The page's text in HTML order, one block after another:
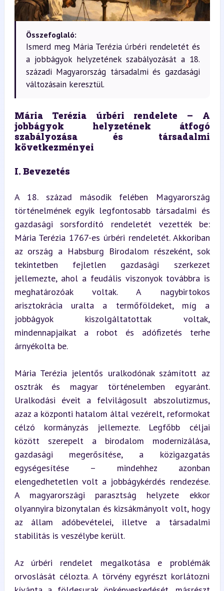
Összefoglaló:
Ismerd meg Mária Terézia úrbéri rendeletét és
a jobbágyok helyzetének szabályozását a 18.
századi Magyarország társadalmi és gazdasági
változásain keresztül.
Mária Terézia úrbéri rendelete – A
jobbágyok helyzetének átfogó
szabályozása és társadalmi
következményei
I. Bevezetés
A 18. század második felében Magyarország
történelmének egyik legfontosabb társadalmi és
gazdasági sorsfordító rendeletét vezették be:
Mária Terézia 1767-es úrbéri rendeletét. Akkoriban
az ország a Habsburg Birodalom részeként, sok
tekintetben fejletlen gazdasági szerkezet
jellemezte, ahol a feudális viszonyok továbbra is
meghatározóak voltak. A nagybirtokos
arisztokrácia uralta a termőföldeket, míg a
jobbágyok kiszolgáltatottak voltak,
mindennapjaikat a robot és adófizetés terhe
árnyékolta be.
Mária Terézia jelentős uralkodónak számított az
osztrák és magyar történelemben egyaránt.
Uralkodási éveit a felvilágosult abszolutizmus,
azaz a központi hatalom által vezérelt, reformokat
célzó kormányzás jellemezte. Legfőbb céljai
között szerepelt a birodalom modernizálása,
gazdasági megerősítése, a közigazgatás
egységesítése – mindehhez azonban
elengedhetetlen volt a jobbágykérdés rendezése.
A magyarországi parasztság helyzete ekkor
olyannyira bizonytalan és kizsákmányolt volt, hogy
az állam adóbevételei, illetve a társadalmi
stabilitás is veszélybe került.
Az úrbéri rendelet megalkotása e problémák
orvoslását célozta. A törvény egyrészt korlátozni